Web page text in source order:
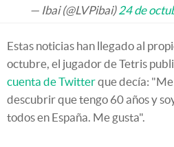
— Ibai (@LVPibai)24 de
Estas noticias han llegado al
octubre, el jugador de Tetris
cuenta de Twitterque decía:
descubrir que tengo 60 años y
todos en España. Me gusta".